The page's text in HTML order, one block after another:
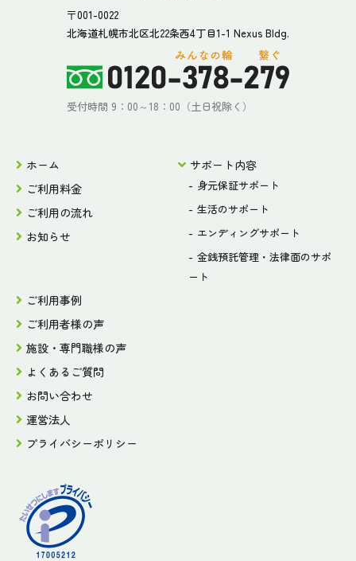
〒001-0022
北海道札幌市北区北22条西4丁目1-1 Nexus Bldg.
受付時間 9：00～18：00（土日祝除く）
ホーム
ご利用料金
ご利用の流れ
お知らせ
サポート内容
身元保証サポート
生活のサポート
エンディングサポート
金銭預託管理・法律面のサポ
ート
ご利用事例
ご利用者様の声
施設・専門職様の声
よくあるご質問
お問い合わせ
運営法人
プライバシーポリシー